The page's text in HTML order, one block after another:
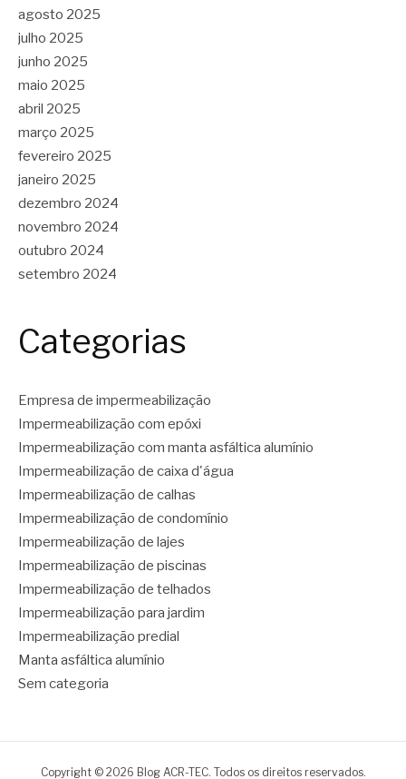
agosto 2025
julho 2025
junho 2025
maio 2025
abril 2025
março 2025
fevereiro 2025
janeiro 2025
dezembro 2024
novembro 2024
outubro 2024
setembro 2024
Categorias
Empresa de impermeabilização
Impermeabilização com epóxi
Impermeabilização com manta asfáltica alumínio
Impermeabilização de caixa d'água
Impermeabilização de calhas
Impermeabilização de condomínio
Impermeabilização de lajes
Impermeabilização de piscinas
Impermeabilização de telhados
Impermeabilização para jardim
Impermeabilização predial
Manta asfáltica alumínio
Sem categoria
Copyright © 2026 Blog ACR-TEC. Todos os direitos reservados.